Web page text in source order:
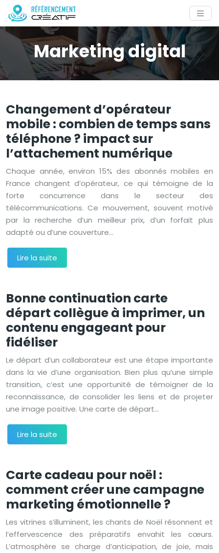
Marketing digital
Changement d’opérateur
mobile : combien de temps sans
téléphone ? impact sur
l’attachement numérique
Chaque année, environ 15% des abonnés mobiles en
France changent d’opérateur, ce qui témoigne de la
forte concurrence dans le secteur des
télécommunications. Ce mouvement, souvent motivé
par la recherche d’un meilleur prix, d’un forfait plus
adapté ou d’une couverture…
Lire la suite
Bonne continuation carte
départ collègue à imprimer, un
contenu engageant pour
fidéliser
Le départ d’un collaborateur est une étape importante
dans la vie d’une organisation. Bien plus qu’une simple
transition, c’est une opportunité de témoigner de la
reconnaissance, de consolider les liens et de projeter
une image positive. Une carte de départ…
Lire la suite
Carte cadeau pour noël :
comment créer une campagne
marketing émotionnelle ?
Les vitrines s’illuminent, les chants de Noël résonnent et
l’effervescence des préparatifs envahit les cœurs.
L’atmosphère se charge d’anticipation, de joie, mais